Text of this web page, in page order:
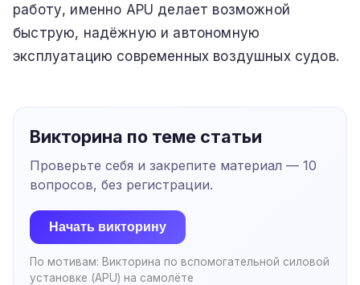
работу, именно APU делает возможной
быструю, надёжную и автономную
эксплуатацию современных воздушных судов.
Викторина по теме статьи
Проверьте себя и закрепите материал — 10
вопросов, без регистрации.
Начать викторину
По мотивам: Викторина по вспомогательной силовой
установке (APU) на самолёте